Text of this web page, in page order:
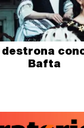
destrona
Bafta